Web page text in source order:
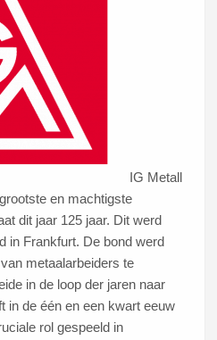
IG Metall
en machtigste
dit jaar 125 jaar. Dit werd
in Frankfurt. De bond werd
metaalarbeiders te
in de loop der jaren naar
in de één en een kwart eeuw
rol gespeeld in